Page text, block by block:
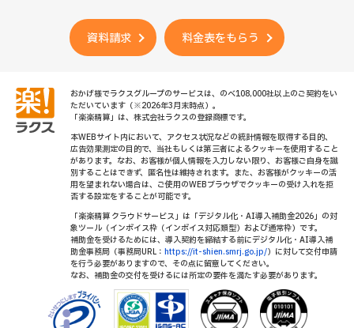
資料請求 料金表をもらう
おかげ様でラクスグループのサービスは、のべ108,000社以上のご契約をい
ただいています（※2026年3月末時点）。
「楽楽精算」は、株式会社ラクスの登録商標です。
本WEBサイト内において、アクセス状況などの統計情報を取得する目的、
広告効果測定の目的で、当社もしくは第三者によるクッキーを使用すること
があります。なお、お客様が個人情報を入力しない限り、お客様ご自身を識
別することはできず、匿名性は維持されます。また、お客様がクッキーの活
用を望まれない場合は、ご使用のWEBブラウザでクッキーの受け入れを拒
否する設定をすることが可能です。
「楽楽精算 クラウドサービス」は「デジタル化・AI導入補助金2026」の対
象ツール（インボイス枠（インボイス対応類型）および通常枠）です。
補助金を受けるためには、導入契約を締結する前にデジタル化・AI導入補
助金事務局（事務局URL： https://it-shien.smrj.go.jp/）に対して交付申請
を行う必要がありますので、その点に留意してください。
なお、補助金の交付を受けるには所定の要件を満たす必要があります。